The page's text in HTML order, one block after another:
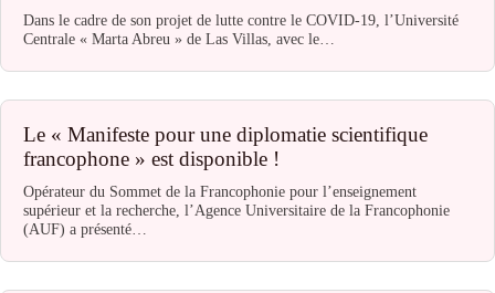
Dans le cadre de son projet de lutte contre le COVID-19, l’Université
Centrale « Marta Abreu » de Las Villas, avec le…
Le « Manifeste pour une diplomatie scientifique
francophone » est disponible !
Opérateur du Sommet de la Francophonie pour l’enseignement
supérieur et la recherche, l’Agence Universitaire de la Francophonie
(AUF) a présenté…